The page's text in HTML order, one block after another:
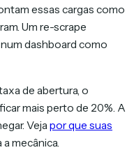
essas cargas como
Um re-scrape
dashboard como
de abertura, o
mais perto de 20%. A
Vejapor que suas
a mecânica.